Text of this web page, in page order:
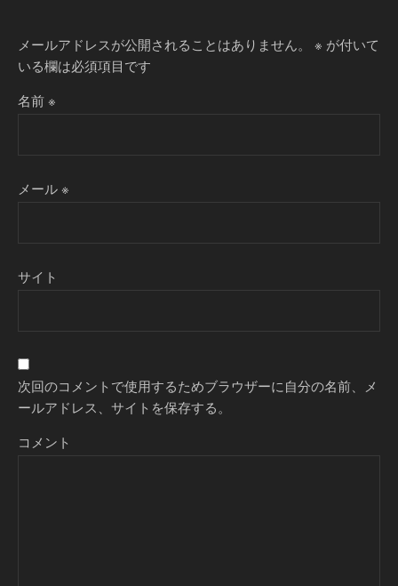
メールアドレスが公開されることはありません。 ※ が付いて
いる欄は必須項目です
名前※
メール※
サイト
次回のコメントで使用するためブラウザーに自分の名前、メ
ールアドレス、サイトを保存する。
コメント